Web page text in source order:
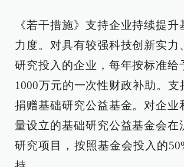
《若干措施》支持企业持续提升
力度。对具有较强科技创新实力
研究投入的企业，每年按标准给
1000万元的一次性财政补助。支
捐赠基础研究公益基金。对企业
量设立的基础研究公益基金会在
研究项目，按照基金会投入的